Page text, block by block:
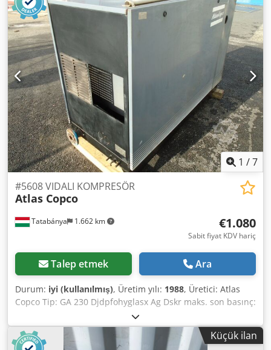
1 /7
Tatabánya 1.662 km
#5608 VIDALI KOMPRESÖR
Atlas Copco
€1.080
Sabit fiyat KDV hariç
Talep etmek Ara
Durum: iyi (kullanılmış), Üretim yılı: 1988, Üretici: Atlas
Copco Tip: GA 230 Djdpfohyglasx Ag Dskr maks. son basınç:
13 bar Serbest hava dağıtımı: 50 l/sn Motor gücü: 30 kW
maks. hız: 1500 rpm
Küçük ilan